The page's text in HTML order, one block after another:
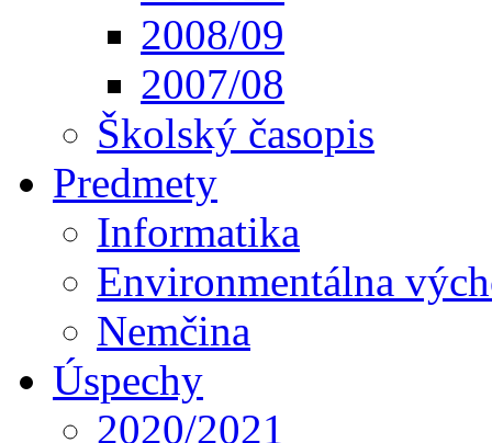
2008/09
2007/08
Školský časopis
Predmety
Informatika
Environmentálna
Nemčina
Úspechy
2020/2021